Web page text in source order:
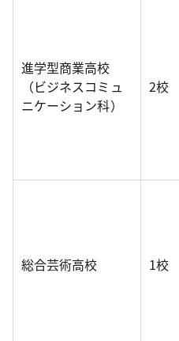
進学型商業高校
（ビジネスコミュ
ニケーション科）
2校
総合芸術高校 1校